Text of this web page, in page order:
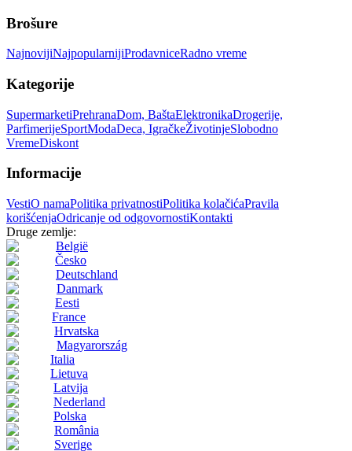
Brošure
NajnovijiNajpopularnijiProdavniceRadno vreme
Kategorije
SupermarketiPrehranaDom, BaštaElektronikaDrogerije,
ParfimerijeSportModaDeca, IgračkeŽivotinjeSlobodno
VremeDiskont
Informacije
VestiO namaPolitika privatnostiPolitika kolačićaPravila
korišćenjaOdricanje od odgovornostiKontakti
Druge zemlje:
België
Česko
Deutschland
Danmark
Eesti
France
Hrvatska
Magyarország
Italia
Lietuva
Latvija
Nederland
Polska
România
Sverige